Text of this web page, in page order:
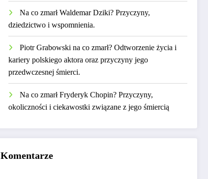
Na co zmarł Waldemar Dziki? Przyczyny,
dziedzictwo i wspomnienia.
Piotr Grabowski na co zmarł? Odtworzenie życia i
kariery polskiego aktora oraz przyczyny jego
przedwczesnej śmierci.
Na co zmarł Fryderyk Chopin? Przyczyny,
okoliczności i ciekawostki związane z jego śmiercią
Komentarze